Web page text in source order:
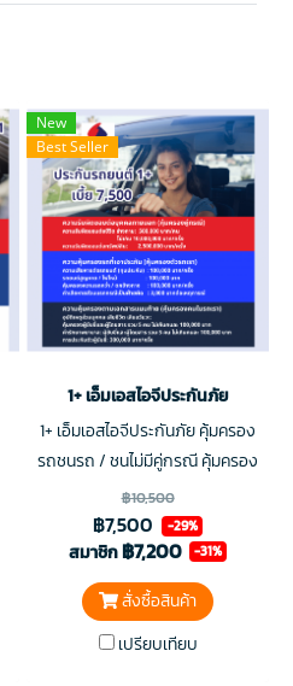
New
Best Seller
1+ เอ็มเอสไอจีประกันภัย
1+ เอ็มเอสไอจีประกันภัย คุ้มครอง
รถชนรถ / ชนไม่มีคู่กรณี คุ้มครอง
รถหาย ไฟไหม้รถ น้ำท่วม รถพลิก
คว่ำ คุ้มครองความเสียหายต่อชีวิต
ร่างกาย และทรัพย์สิน
฿10,500
฿7,500 -29%
สมาชิก฿7,200 -31%
สั่งซื้อสินค้า
เปรียบเทียบ